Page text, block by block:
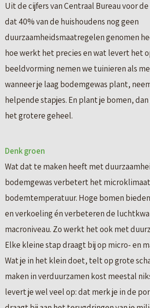
Uit de cijfers van Centraal Bureau voor
dat 40% van de huishoudens nog geen
duurzaamheidsmaatregelen genomen
hoe werkt het precies en wat levert het
beeldvorming nemen we tuinieren als
wanneer je laag bodemgewas plant,
helpende stapjes. En plant je bomen, dan
het grotere geheel.
Denk groen
Wat dat te maken heeft met
bodemgewas verbetert het
bodemtemperatuur. Hoge bomen
en verkoeling én verbeteren de
macroniveau. Zo werkt het ook met
Elke kleine stap draagt bij op micro- en
Wat je in het klein doet, telt op grote
maken in verduurzamen kost meestal
levert je wel veel op: dat merk je in de